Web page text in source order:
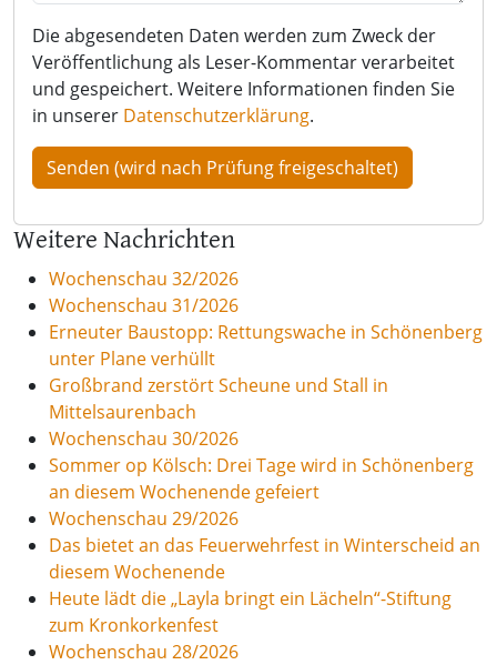
Die abgesendeten Daten werden zum Zweck der
Veröffentlichung als Leser-Kommentar verarbeitet
und gespeichert. Weitere Informationen finden Sie
in unserer Datenschutzerklärung.
Weitere Nachrichten
Wochenschau 32/2026
Wochenschau 31/2026
Erneuter Baustopp: Rettungswache in Schönenberg
unter Plane verhüllt
Großbrand zerstört Scheune und Stall in
Mittelsaurenbach
Wochenschau 30/2026
Sommer op Kölsch: Drei Tage wird in Schönenberg
an diesem Wochenende gefeiert
Wochenschau 29/2026
Das bietet an das Feuerwehrfest in Winterscheid an
diesem Wochenende
Heute lädt die „Layla bringt ein Lächeln“-Stiftung
zum Kronkorkenfest
Wochenschau 28/2026